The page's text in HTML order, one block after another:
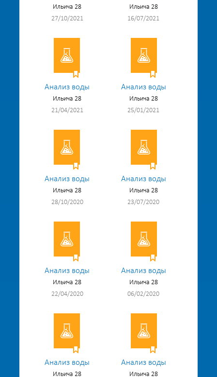
Ильича 28
27/10/2021
Ильича 28
16/07/2021
Анализ воды
Ильича 28
21/04/2021
Анализ воды
Ильича 28
25/01/2021
Анализ воды
Ильича 28
28/10/2020
Анализ воды
Ильича 28
23/07/2020
Анализ воды
Ильича 28
22/04/2020
Анализ воды
Ильича 28
06/02/2020
Анализ воды
Ильича 28
Анализ воды
Ильича 28